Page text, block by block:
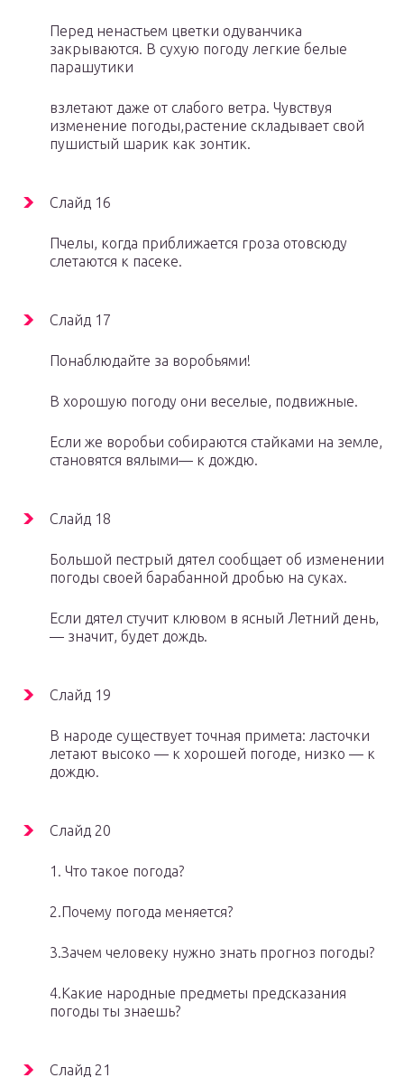
Перед ненастьем цветки одуванчика
закрываются. В сухую погоду легкие белые
парашутики
взлетают даже от слабого ветра. Чувствуя
изменение погоды,растение складывает свой
пушистый шарик как зонтик.
Слайд 16
Пчелы, когда приближается гроза отовсюду
слетаются к пасеке.
Слайд 17
Понаблюдайте за воробьями!
В хорошую погоду они веселые, подвижные.
Если же воробьи собираются стайками на земле,
становятся вялыми— к дождю.
Слайд 18
Большой пестрый дятел сообщает об изменении
погоды своей барабанной дробью на суках.
Если дятел стучит клювом в ясный Летний день,
— значит, будет дождь.
Слайд 19
В народе существует точная примета: ласточки
летают высоко — к хорошей погоде, низко — к
дождю.
Слайд 20
1. Что такое погода?
2.Почему погода меняется?
3.Зачем человеку нужно знать прогноз погоды?
4.Какие народные предметы предсказания
погоды ты знаешь?
Слайд 21